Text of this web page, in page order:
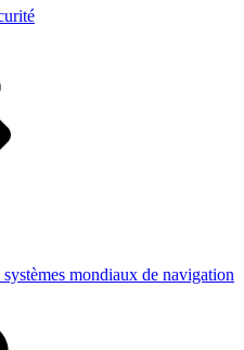
mondiaux de navigation